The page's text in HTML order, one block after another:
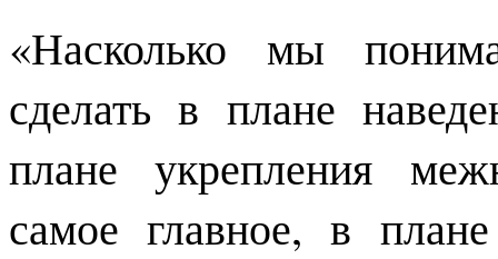
«Насколько мы
сделать в плане
плане укрепления
самое главное, в